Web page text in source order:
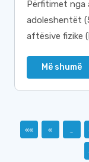
Përfitimet nga
adoleshentët
aftësive fizike
Më shumë
«« « …